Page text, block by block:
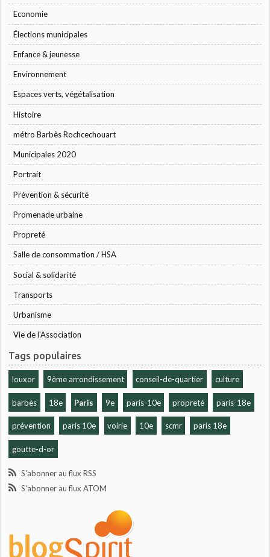
Economie
Élections municipales
Enfance & jeunesse
Environnement
Espaces verts, végétalisation
Histoire
métro Barbès Rochcechouart
Municipales 2020
Portrait
Prévention & sécurité
Promenade urbaine
Propreté
Salle de consommation / HSA
Social & solidarité
Transports
Urbanisme
Vie de l'Association
Tags populaires
louxor 9ème arrondissement conseil-de-quartier culture
barbès 18e Paris 9e paris-10e propreté paris-18e
prévention paris 10e voirie 10e scmr paris 18e
goutte-d-or
S'abonner au flux RSS
S'abonner au flux ATOM